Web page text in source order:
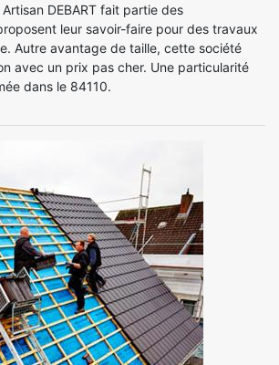
DEBART fait partie des
leur savoir-faire pour des travaux
Autre avantage de taille, cette société
avec un prix pas cher. Une particularité
dans le 84110.